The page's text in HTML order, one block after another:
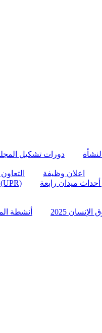
النشأة دورات تشكيل
اعلان وظيفة
المراجعة الدورية الشاملة (UPR)
أحداث ميدان رابعة
2025 أنشطة